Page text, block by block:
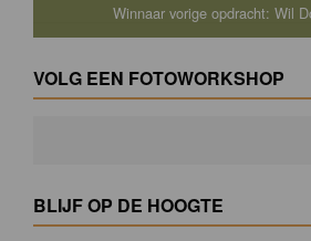
Winnaar vorige opdracht: Wil
VOLG EEN FOTOWORKSHOP
BLIJF OP DE HOOGTE